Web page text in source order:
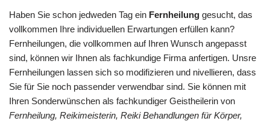
Haben Sie schon jedweden Tag ein Fernheilung gesucht, das
vollkommen Ihre individuellen Erwartungen erfüllen kann?
Fernheilungen, die vollkommen auf Ihren Wunsch angepasst
sind, können wir Ihnen als fachkundige Firma anfertigen. Unsre
Fernheilungen lassen sich so modifizieren und nivellieren, dass
Sie für Sie noch passender verwendbar sind. Sie können mit
Ihren Sonderwünschen als fachkundiger Geistheilerin von
Fernheilung, Reikimeisterin, Reiki Behandlungen für Körper,